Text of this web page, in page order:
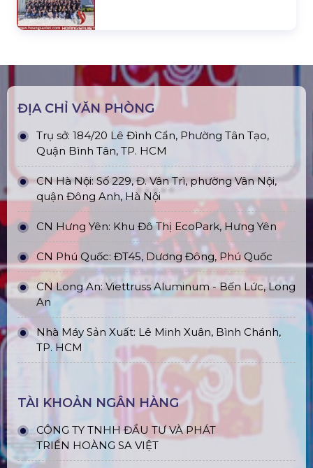
ĐỊA CHỈ VĂN PHÒNG
Trụ sở: 184/20 Lê Đình Cẩn, Phường Tân Tạo,
Quận Bình Tân, TP. HCM
CN Hà Nội: Số 229, Đ. Vân Trì, phường Vân Nội,
quận Đông Anh, Hà Nội
CN Hưng Yên: Khu Đô Thị EcoPark, Hưng Yên
CN Phú Quốc: ĐT45, Dương Đông, Phú Quốc
CN Long An: Viettruss Aluminum - Bến Lức, Long
An
Nhà Máy Sản Xuất: Lê Minh Xuân, Bình Chánh,
TP. HCM
TÀI KHOẢN NGÂN HÀNG
CÔNG TY TNHH ĐẦU TƯ VÀ PHÁT
TRIỂN HOÀNG SA VIỆT